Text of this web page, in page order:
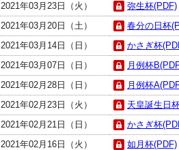
2021年03月23日（火）
弥生杯(PDF)
2021年03月20日（土）
春分の日杯
2021年03月14日（日）
かさぎ杯
2021年03月07日（日）
月例杯
2021年02月28日（日）
月例杯
2021年02月23日（火）
天皇誕生日
2021年02月21日（日）
かさぎ杯
2021年02月16日（火）
如月杯(PDF)